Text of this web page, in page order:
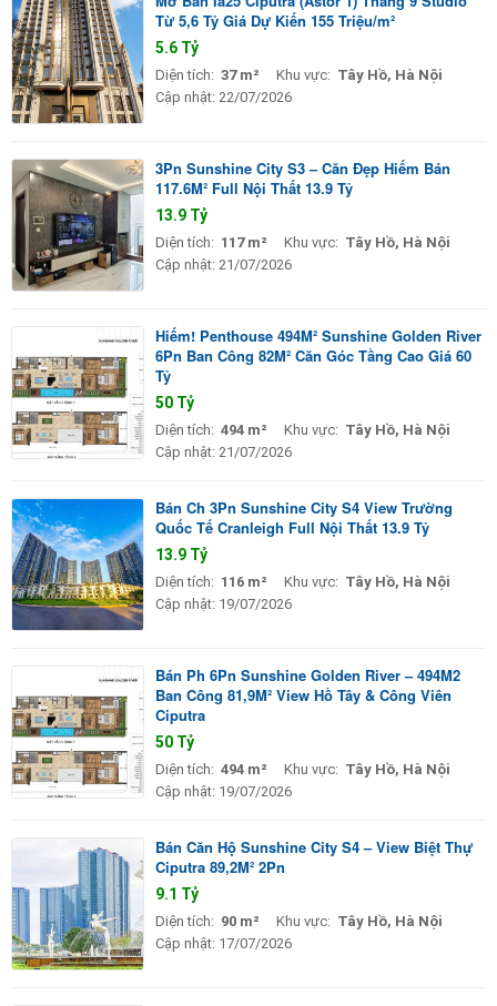
Từ 5,6 Tỷ Giá Dự Kiến 155 Triệu/m²
5.6 Tỷ
Diện tích: 37 m² Khu vực: Tây Hồ, Hà Nội
Cập nhật: 22/07/2026
3Pn Sunshine City S3 – Căn Đẹp Hiếm Bán
117.6M² Full Nội Thất 13.9 Tỷ
13.9 Tỷ
Diện tích: 117 m² Khu vực: Tây Hồ, Hà Nội
Cập nhật: 21/07/2026
Hiếm! Penthouse 494M² Sunshine Golden River
6Pn Ban Công 82M² Căn Góc Tầng Cao Giá 60
Tỷ
50 Tỷ
Diện tích: 494 m² Khu vực: Tây Hồ, Hà Nội
Cập nhật: 21/07/2026
Bán Ch 3Pn Sunshine City S4 View Trường
Quốc Tế Cranleigh Full Nội Thất 13.9 Tỷ
13.9 Tỷ
Diện tích: 116 m² Khu vực: Tây Hồ, Hà Nội
Cập nhật: 19/07/2026
Bán Ph 6Pn Sunshine Golden River – 494M2
Ban Công 81,9M² View Hồ Tây & Công Viên
Ciputra
50 Tỷ
Diện tích: 494 m² Khu vực: Tây Hồ, Hà Nội
Cập nhật: 19/07/2026
Bán Căn Hộ Sunshine City S4 – View Biệt Thự
Ciputra 89,2M² 2Pn
9.1 Tỷ
Diện tích: 90 m² Khu vực: Tây Hồ, Hà Nội
Cập nhật: 17/07/2026